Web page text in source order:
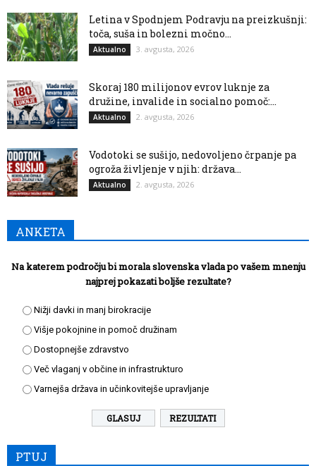
Letina v Spodnjem Podravju na preizkušnji:
toča, suša in bolezni močno...
Aktualno 3. avgusta, 2026
Skoraj 180 milijonov evrov luknje za
družine, invalide in socialno pomoč:...
Aktualno 2. avgusta, 2026
Vodotoki se sušijo, nedovoljeno črpanje pa
ogroža življenje v njih: država...
Aktualno 2. avgusta, 2026
ANKETA
Na katerem področju bi morala slovenska vlada po vašem mnenju
najprej pokazati boljše rezultate?
Nižji davki in manj birokracije
Višje pokojnine in pomoč družinam
Dostopnejše zdravstvo
Več vlaganj v občine in infrastrukturo
Varnejša država in učinkovitejše upravljanje
REZULTATI
PTUJ